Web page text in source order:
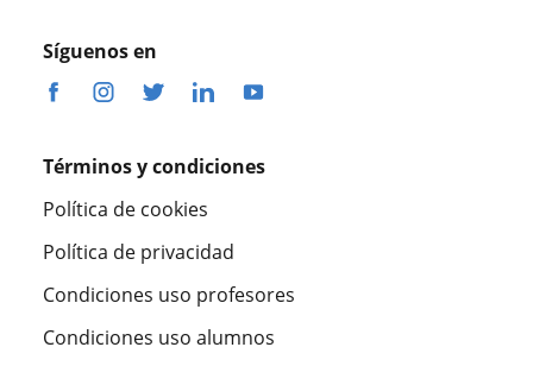
Síguenos en
Términos y condiciones
Política de cookies
Política de privacidad
Condiciones uso profesores
Condiciones uso alumnos